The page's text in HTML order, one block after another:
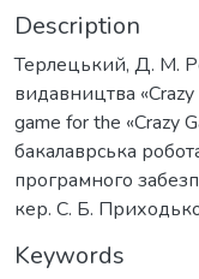
Description
Терлецький, Д. М.
видавництва
game for the «Crazy
бакалаврська
програмного
кер. С. Б.
Keywords